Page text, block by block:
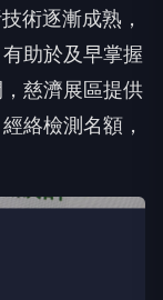
術逐漸成熟，
助於及早掌握
慈濟展區提供
絡檢測名額，